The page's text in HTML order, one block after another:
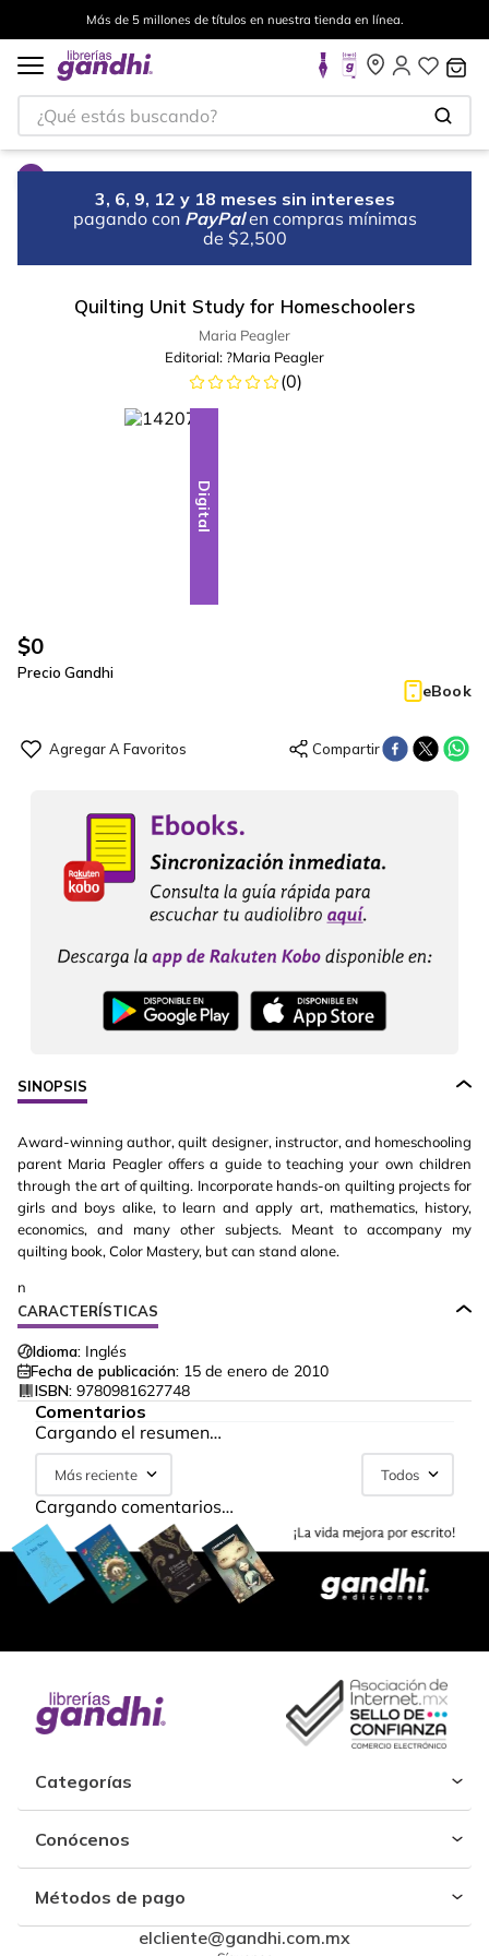
Más de 5 millones de títulos en nuestra tienda en línea.
¿Qué estás buscando?
3, 6, 9, 12 y 18 meses sin intereses
pagando con PayPal en compras mínimas
de $2,500
Quilting Unit Study for Homeschoolers
Maria Peagler
Editorial: ?Maria Peagler
(0)
Digital
$0
Precio Gandhi
eBook
SINOPSIS
Award-winning author, quilt designer, instructor, and homeschooling
parent Maria Peagler offers a guide to teaching your own children
through the art of quilting. Incorporate hands-on quilting projects for
girls and boys alike, to learn and apply art, mathematics, history,
economics, and many other subjects. Meant to accompany my
quilting book, Color Mastery, but can stand alone.
n
CARACTERÍSTICAS
Idioma: Inglés
Fecha de publicación: 15 de enero de 2010
ISBN: 9780981627748
Comentarios
Cargando el resumen…
Más reciente Todos
Cargando comentarios…
Categorías
Conócenos
Métodos de pago
elcliente@gandhi.com.mx